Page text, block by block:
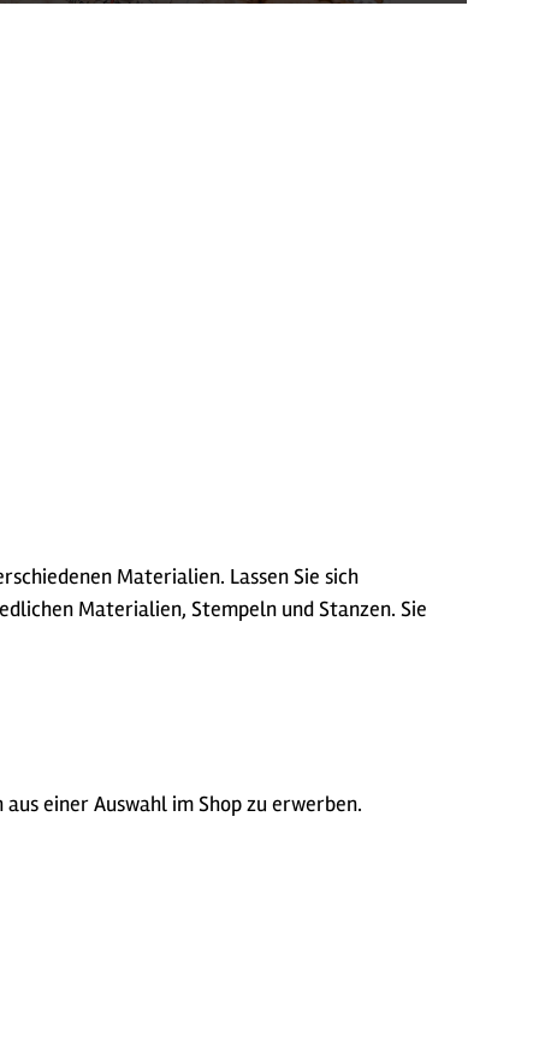
Materialien. Lassen Sie sich
Materialien, Stempeln und Stanzen. Sie
einer Auswahl im Shop zu erwerben.